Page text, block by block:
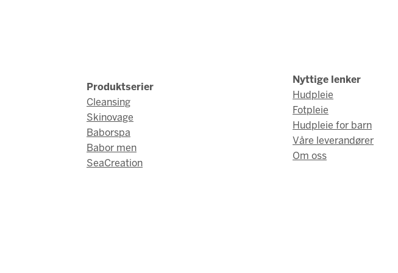
Produktserier
Cleansing
Skinovage
Baborspa
Babor men
SeaCreation
Nyttige lenker
Hudpleie
Fotpleie
Hudpleie for barn
Våre leverandører
Om oss